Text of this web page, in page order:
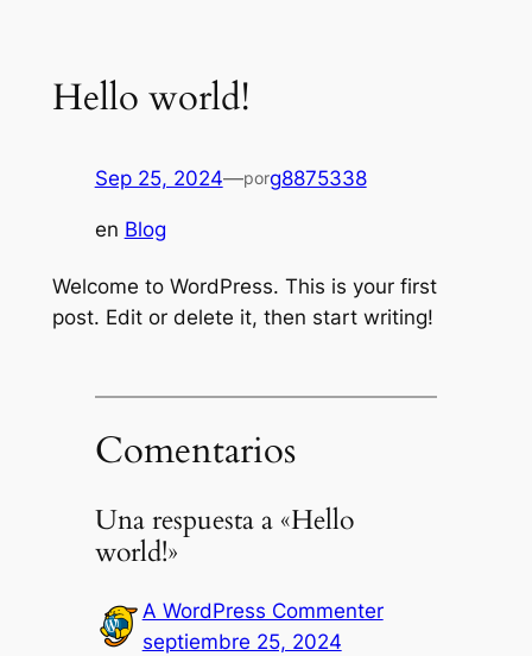
contenido
Hello world!
Sep 25, 2024—porg8875338
en Blog
Welcome to WordPress. This is your first
post. Edit or delete it, then start writing!
Comentarios
Una respuesta a «Hello
world!»
A WordPress Commenter
septiembre 25, 2024